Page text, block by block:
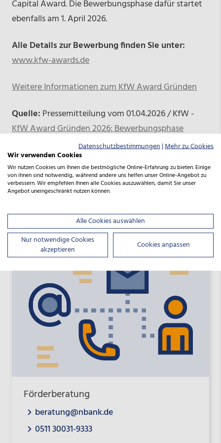
Capital Award. Die Bewerbungsphase dafür startet
ebenfalls am 1. April 2026.
Alle Details zur Bewerbung finden Sie unter:
www.kfw-awards.de
Weitere Informationen zum KfW Award Gründen
Quelle: Pressemitteilung vom 01.04.2026 / KfW -
KfW Award Gründen 2026: Bewerbungsphase
montags bis freitags von 08:00 bis 17:00 Uhr
Förderberatung
beratung@nbank.de
0511 30031-9333
Datenschutzbestimmungen|Mehr zu Cookies
Wir verwenden Cookies
Wir nutzen Cookies um Ihnen die bestmögliche Online-Erfahrung zu bieten. Einige
von ihnen sind notwendig, während andere uns helfen unser Online-Angebot zu
verbessern. Wir empfehlen Ihnen alle Cookies auszuwählen, damit Sie unser
Angebot uneingeschränkt nutzen können.
Alle Cookies auswählen
Nur notwendige Cookies
akzeptieren
Cookies anpassen